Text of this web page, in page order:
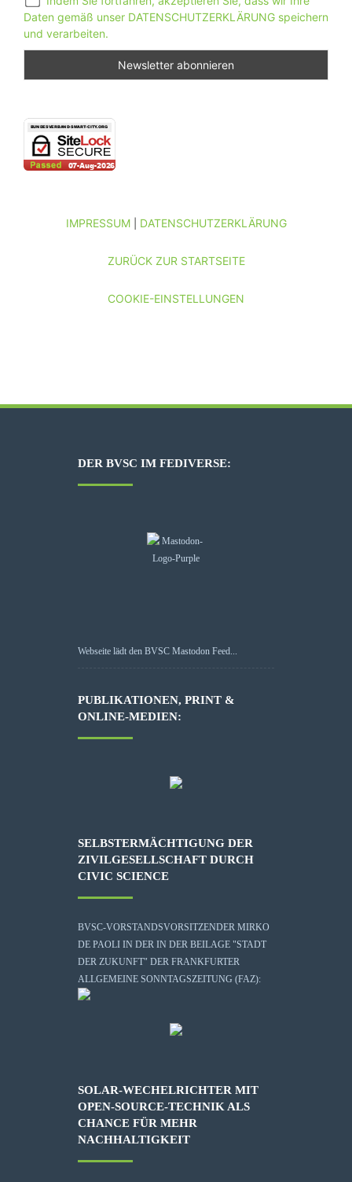
Daten gemäß unser DATENSCHUTZERKLÄRUNG speichern
und verarbeiten.
IMPRESSUM| DATENSCHUTZERKLÄRUNG
ZURÜCK ZUR STARTSEITE
COOKIE-EINSTELLUNGEN
DER BVSC IM FEDIVERSE:
Webseite lädt den BVSC Mastodon Feed...
PUBLIKATIONEN, PRINT &
ONLINE-MEDIEN:
SELBSTERMÄCHTIGUNG DER
ZIVILGESELLSCHAFT DURCH
CIVIC SCIENCE
BVSC-VORSTANDSVORSITZENDER MIRKO
DE PAOLI IN DER IN DER BEILAGE "STADT
DER ZUKUNFT" DER FRANKFURTER
ALLGEMEINE SONNTAGSZEITUNG (FAZ):
SOLAR-WECHELRICHTER MIT
OPEN-SOURCE-TECHNIK ALS
CHANCE FÜR MEHR
NACHHALTIGKEIT